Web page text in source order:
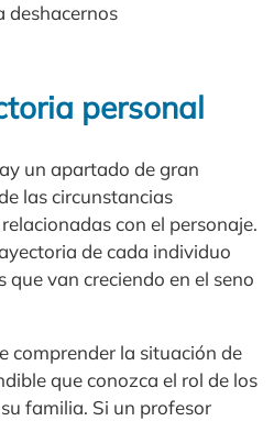
deshacernos
personal
un apartado de gran
las circunstancias
con el personaje.
de cada individuo
que van creciendo en el seno
comprender la situación de
que conozca el rol de los
familia. Si un profesor